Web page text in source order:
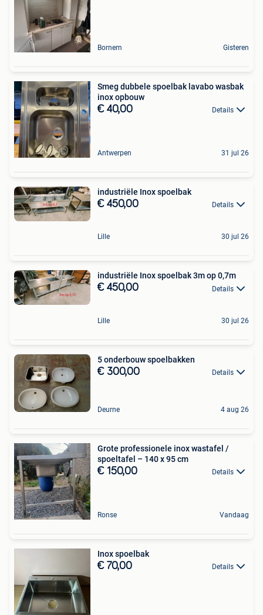
Bornem Gisteren
Smeg dubbele spoelbak lavabo wasbak
inox opbouw
€ 40,00 Details
Antwerpen 31 jul 26
industriële Inox spoelbak
€ 450,00 Details
Lille 30 jul 26
industriële Inox spoelbak 3m op 0,7m
€ 450,00 Details
Lille 30 jul 26
5 onderbouw spoelbakken
€ 300,00 Details
Deurne 4 aug 26
Grote professionele inox wastafel /
spoeltafel – 140 x 95 cm
€ 150,00 Details
Ronse Vandaag
Inox spoelbak
€ 70,00 Details